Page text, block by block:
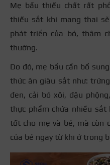
Mẹ bầu thiếu chất rất
thiếu sắt khi mang thai
phát triển của bó, thậm
thường.
Do đó, mẹ bầu cần bổ
thức ăn giàu sắt như:
đen, cải bó xôi, đậu
thực phẩm chứa nhiều sắt
tốt cho mẹ và bé, mà còn
của bé ngay từ khi ở trong